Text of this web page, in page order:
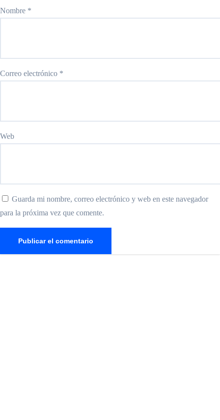
Nombre *
Correo electrónico *
Web
Guarda mi nombre, correo electrónico y web en este navegador
para la próxima vez que comente.